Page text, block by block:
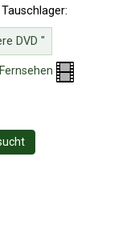
DVD "